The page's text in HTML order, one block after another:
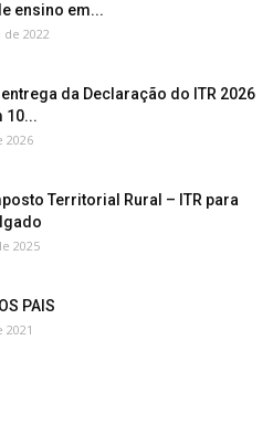
ensino em...
2022
da Declaração do ITR 2026
10...
2026
Territorial Rural – ITR para
2025
PAIS
2021